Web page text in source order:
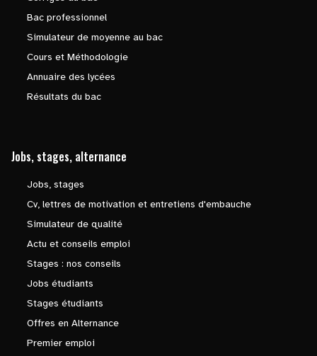
Bac professionnel
Simulateur de moyenne au bac
Cours et Méthodologie
Annuaire des lycées
Résultats du bac
Jobs, stages, alternance
Jobs, stages
Cv, lettres de motivation et entretiens d'embauche
Simulateur de qualité
Actu et conseils emploi
Stages : nos conseils
Jobs étudiants
Stages étudiants
Offres en Alternance
Premier emploi